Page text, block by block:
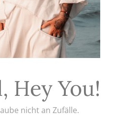
Hey You!
nicht an Zufälle.